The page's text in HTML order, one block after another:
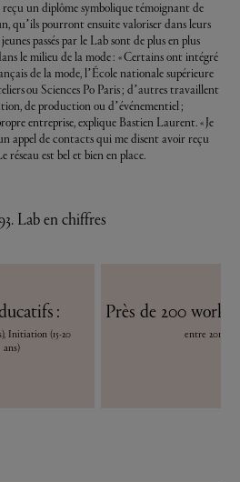
reçu un diplôme symbolique témoignant de
qu’ils pourront ensuite valoriser dans leurs
passés par le Lab sont de plus en plus
le milieu de la mode : « Certains ont intégré
de la mode, l’École nationale supérieure
ou Sciences Po Paris ; d’autres travaillent
de production ou d’événementiel ;
entreprise, explique Bastien Laurent. « Je
appel de contacts qui me disent avoir reçu
réseau est bel et bien en place.
Lab en chiffres
:
Initiation (15-20
ans)
Près de 200
entre 2019 et